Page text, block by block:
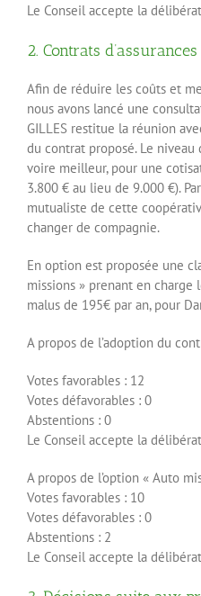
Le Conseil accepte la
2. Contrats d’assurances
Afin de réduire les coûts et
nous avons lancé une
GILLES restitue la réunion
du contrat proposé. Le
voire meilleur, pour une
3.800 € au lieu de 9.000 €).
mutualiste de cette
changer de compagnie.
En option est proposée une
missions » prenant en charge
malus de 195€ par an, pour
A propos de l’adoption du
Votes favorables : 12
Votes défavorables : 0
Abstentions : 0
Le Conseil accepte la
A propos de l’option « Auto
Votes favorables : 10
Votes défavorables : 0
Abstentions : 2
Le Conseil accepte la